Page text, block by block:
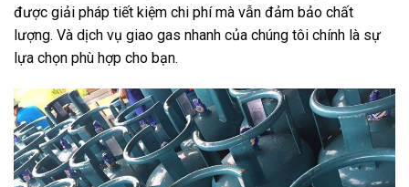
được giải pháp tiết kiệm chi phí mà vẫn đảm bảo chất
lượng. Và dịch vụ giao gas nhanh của chúng tôi chính là sự
lựa chọn phù hợp cho bạn.